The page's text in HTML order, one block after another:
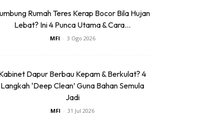
Rumah Teres Kerap Bocor Bila Hujan
Lebat? Ini 4 Punca Utama & Cara...
MFI - 3 Ogo 2026
Dapur Berbau Kepam & Berkulat? 4
Langkah ‘Deep Clean’ Guna Bahan Semula
Jadi
MFI - 31 Jul 2026